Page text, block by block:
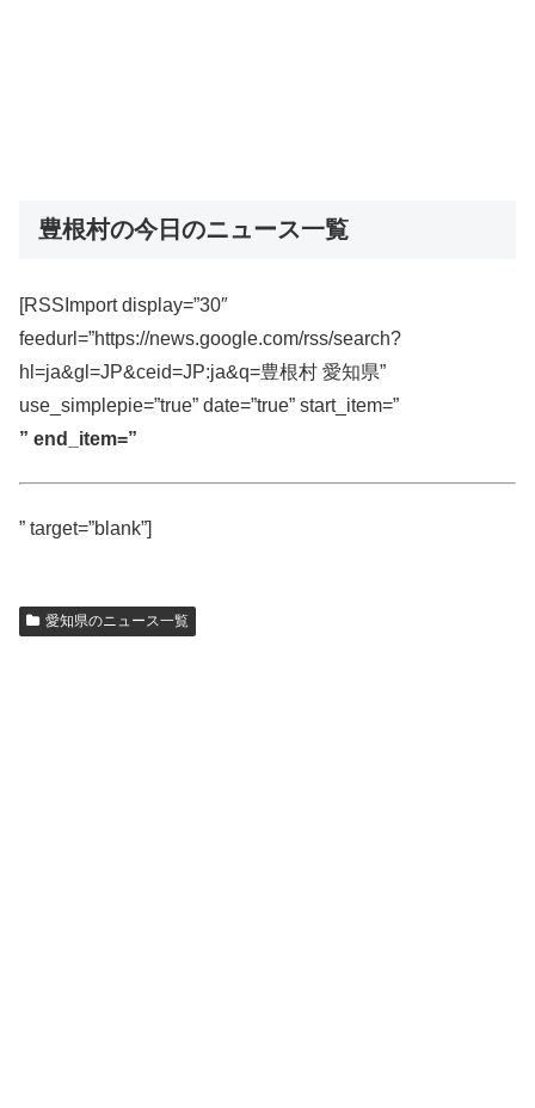
豊根村の今日のニュース一覧
[RSSImport display=”30″
feedurl=”https://news.google.com/rss/search?
hl=ja&gl=JP&ceid=JP:ja&q=豊根村 愛知県”
use_simplepie=”true” date=”true” start_item=”
” end_item=”
” target=”blank”]
愛知県のニュース一覧